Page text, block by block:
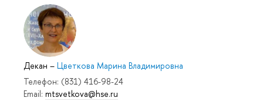
Декан – Цветкова Марина Владимировна
Телефон: (831) 416-98-24
Email: mtsvetkova@hse.ru